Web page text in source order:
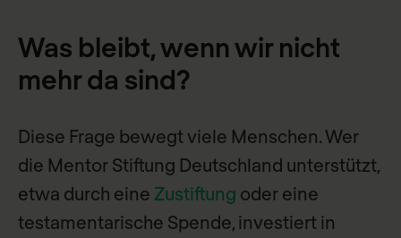
Was bleibt, wenn wir nicht
mehr da sind?
Diese Frage bewegt viele Menschen. Wer
die Mentor Stiftung Deutschland unterstützt,
etwa durch eine Zustiftung oder eine
testamentarische Spende, investiert in